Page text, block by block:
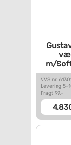
m/
VVS nr.
Levering 5-
Fragt 99,-